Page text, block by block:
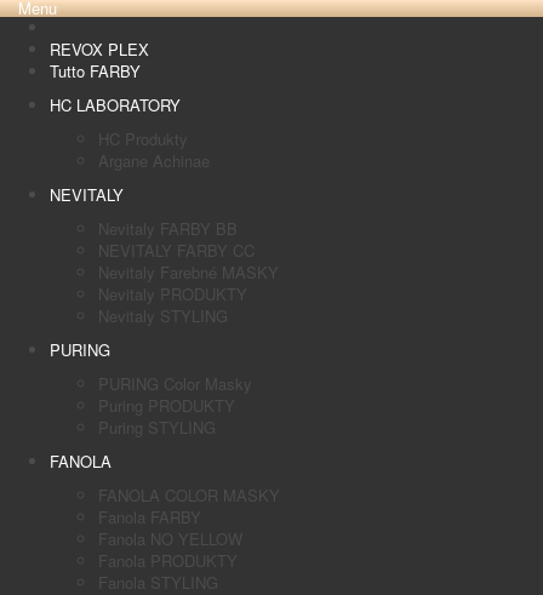
Menu
REVOX PLEX
Tutto FARBY
HC LABORATORY
HC Produkty
Argane Achinae
NEVITALY
Nevitaly FARBY BB
NEVITALY FARBY CC
Nevitaly Farebné MASKY
Nevitaly PRODUKTY
Nevitaly STYLING
PURING
PURING Color Masky
Puring PRODUKTY
Puring STYLING
FANOLA
FANOLA COLOR MASKY
Fanola FARBY
Fanola NO YELLOW
Fanola PRODUKTY
Fanola STYLING